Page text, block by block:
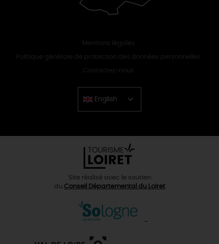
Mentions légales
Politique générale de protection des données personnelles
Contactez-nous
English
Chinese
Site réalisé avec le soutien
du Conseil Départemental du Loiret